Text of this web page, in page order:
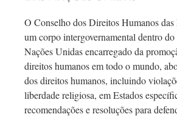
O Conselho dos Direitos Humanos
um corpo intergovernamental dentro do
Nações Unidas encarregado da
direitos humanos em todo o mundo,
dos direitos humanos, incluindo
liberdade religiosa, em Estados
recomendações e resoluções para